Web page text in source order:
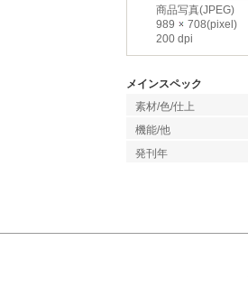
商品写真(JPEG)
989
708(pixel)
200 dpi
メインスペック
素材/色/仕上
機能/他
発刊年